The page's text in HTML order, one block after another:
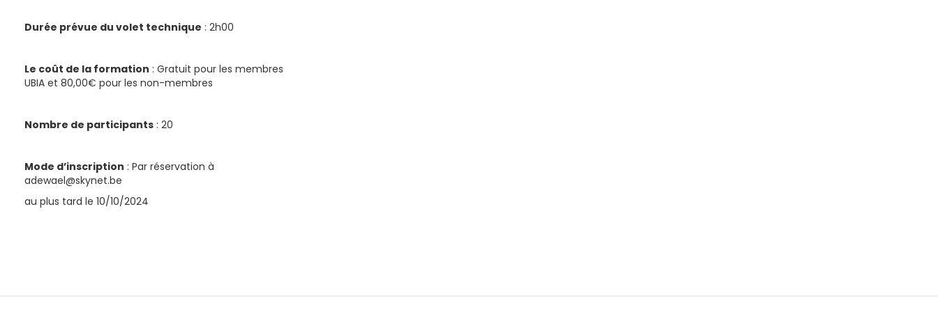
Durée prévue du volet technique : 2h00
Le coût de la formation : Gratuit pour les membres
UBIA et 80,00€ pour les non-membres
Nombre de participants : 20
Mode d’inscription : Par réservation à
adewael@skynet.be
au plus tard le 10/10/2024